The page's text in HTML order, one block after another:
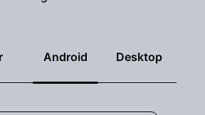
leckeres und
Android Desktop